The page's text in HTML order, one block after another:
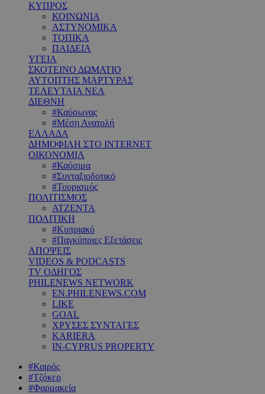
ΚΥΠΡΟΣ
ΚΟΙΝΩΝΙΑ
ΑΣΤΥΝΟΜΙΚΑ
ΤΟΠΙΚΑ
ΠΑΙΔΕΙΑ
ΥΓΕΙΑ
ΣΚΟΤΕΙΝΟ ΔΩΜΑΤΙΟ
ΑΥΤΟΠΤΗΣ ΜΑΡΤΥΡΑΣ
ΤΕΛΕΥΤΑΙΑ ΝΕΑ
ΔΙΕΘΝΗ
#Καύσωνας
#Μέση Ανατολή
ΕΛΛΑΔΑ
ΔΗΜΟΦΙΛΗ ΣΤΟ INTERNET
ΟΙΚΟΝΟΜΙΑ
#Καύσιμα
#Συνταξιοδοτικό
#Τουρισμός
ΠΟΛΙΤΙΣΜΟΣ
ΑΤΖΕΝΤΑ
ΠΟΛΙΤΙΚΗ
#Κυπριακό
#Παγκύπριες Εξετάσεις
ΑΠΟΨΕΙΣ
VIDEOS & PODCASTS
TV ΟΔΗΓΟΣ
PHILENEWS NETWORK
EN.PHILENEWS.COM
LIKE
GOAL
ΧΡΥΣΕΣ ΣΥΝΤΑΓΕΣ
KARIERA
IN-CYPRUS PROPERTY
#Καιρός
#Τζόκερ
#Φαρμακεία